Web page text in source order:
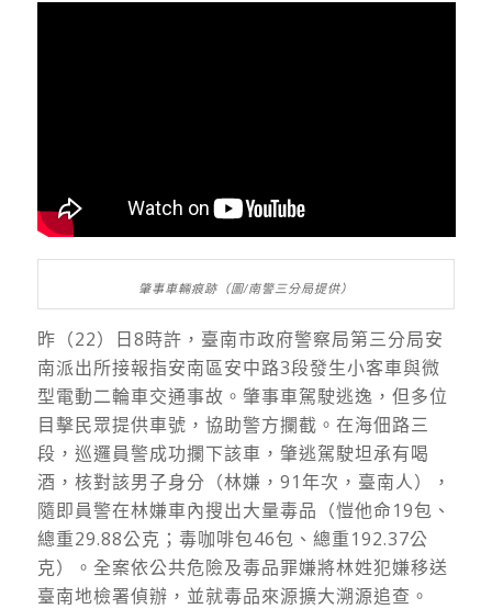
肇事車輛痕跡（圖/南警三分局提供）
昨（22）日8時許，臺南市政府警察局第三分局安
南派出所接報指安南區安中路3段發生小客車與微
型電動二輪車交通事故。肇事車駕駛逃逸，但多位
目擊民眾提供車號，協助警方攔截。在海佃路三
段，巡邏員警成功攔下該車，肇逃駕駛坦承有喝
酒，核對該男子身分（林嫌，91年次，臺南人），
隨即員警在林嫌車內搜出大量毒品（愷他命19包、
總重29.88公克；毒咖啡包46包、總重192.37公
克）。全案依公共危險及毒品罪嫌將林姓犯嫌移送
臺南地檢署偵辦，並就毒品來源擴大溯源追查。